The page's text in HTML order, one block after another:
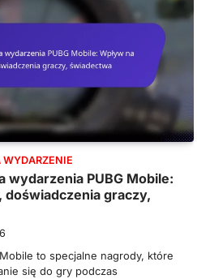
wydarzenia PUBG Mobile:
doświadczenia graczy,
to specjalne nagrody, które
się do gry podczas